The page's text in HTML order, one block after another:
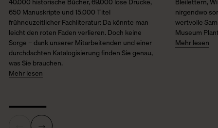
650 Manuskripte und 15.000 Titel
frühneuzeitlicher Fachliteratur: Da könnte man
leicht den roten Faden verlieren. Doch keine
Sorge – dank unserer Mitarbeitenden und einer
durchdachten Katalogisierung finden Sie genau,
was Sie brauchen.
Mehr lesen
nirgendwo
wertvolle
Museum
Mehr lesen